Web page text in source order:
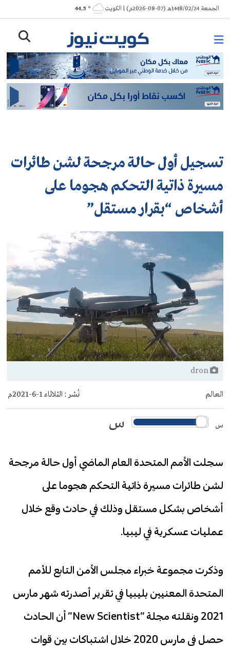
Skip
to
الجمعة 1448/02/24هـ (07-08-2026م) | الكويت ° 44.5
تسجيل أول حالة مرجحة لشن طائرات
مسيرة ذاتية التحكم هجوما على
أشخاص “بقرار مستقل”
dron
العالم نُشر : الثلاثاء 1-6-2021م
س س
سجلت الأمم المتحدة العام الماضي أول حالة مرجحة
لشن طائرات مسيرة ذاتية التحكم هجوما على
أشخاص بشكل مستقل وذلك في حادث وقع خلال
عمليات عسكرية في ليبيا.
وذكرت مجموعة خبراء مجلس الأمن التابع للأمم
المتحدة المعنيين بليبيا في تقرير أصدرته شهر مارس
2021 ونقلته مجلة “New Scientist” أن الحادث
حصل في مارس 2020 خلال اشتباكات بين قوات